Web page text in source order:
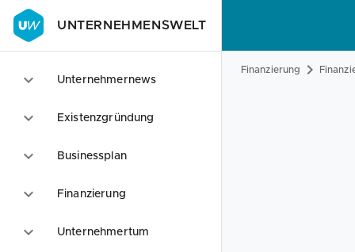
UNTERNEHMENSWELT
Unternehmernews
Existenzgründung
Businessplan
Finanzierung
Unternehmertum
Finanzierung